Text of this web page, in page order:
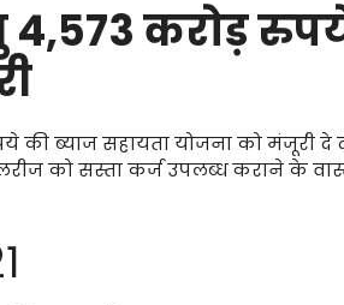
4,573 करोड़
ब्याज सहायता योजना को मंजूरी दे
को सस्ता कर्ज उपलब्ध कराने के